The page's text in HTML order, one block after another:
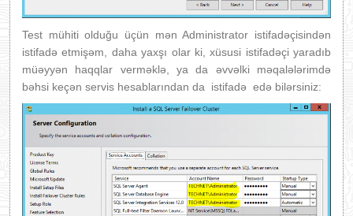
Test mühiti olduğu üçün mən Administrator istifadəçisindən
istifadə etmişəm, daha yaxşı olar ki, xüsusi istifadəçi yaradıb
müəyyən haqqlar verməklə, ya da əvvəlki məqalələrimdə
bəhsi keçən servis hesablarından da istifadə edə bilərsiniz: